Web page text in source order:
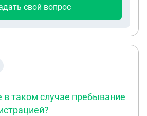
свой вопрос
в таком случае пребывание